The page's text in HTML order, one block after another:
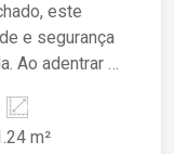
este
e segurança
Ao adentrar o
um
para o
m²